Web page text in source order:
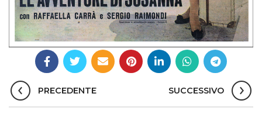
PRECEDENTE SUCCESSIVO